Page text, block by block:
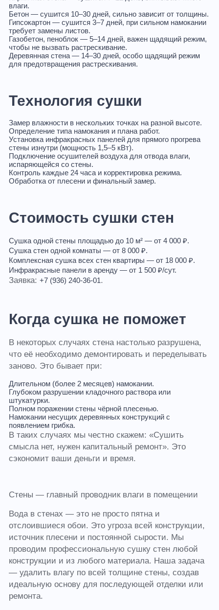
влаги.
Бетон— сушится 10–30 дней, сильно зависит от толщины.
Гипсокартон— сушится 3–7 дней, при сильном намокании
требует замены листов.
Газобетон, пеноблок— 5–14 дней, важен щадящий режим,
чтобы не вызвать растрескивание.
Деревянная стена— 14–30 дней, особо щадящий режим
для предотвращения растрескивания.
Технология сушки
Замер влажностив нескольких точках на разной высоте.
Определение типа намокания и плана работ.
Установка инфракрасных панелейдля прямого прогрева
стены изнутри (мощность 1,5–5 кВт).
Подключение осушителей воздухадля отвода влаги,
испаряющейся со стены.
Контроль каждые 24 часаи корректировка режима.
Обработка от плесении финальный замер.
Стоимость сушки стен
Сушка одной стены площадью до 10 м² — от 4 000 ₽.
Сушка стен одной комнаты — от 8 000 ₽.
Комплексная сушка всех стен квартиры — от 18 000 ₽.
Инфракрасные панели в аренду — от 1 500 ₽/сут.
Заявка: +7 (936) 240-36-01.
Когда сушка не поможет
В некоторых случаях стена настолько разрушена,
что её необходимо демонтировать и переделывать
заново. Это бывает при:
Длительном (более 2 месяцев) намокании.
Глубоком разрушении кладочного раствора или
штукатурки.
Полном поражении стены чёрной плесенью.
Намокании несущих деревянных конструкций с
появлением грибка.
В таких случаях мы честно скажем: «Сушить
смысла нет, нужен капитальный ремонт». Это
сэкономит ваши деньги и время.
Стены — главный проводник влаги в помещении
Вода в стенах — это не просто пятна и
отслоившиеся обои. Это угроза всей конструкции,
источник плесени и постоянной сырости. Мы
проводим профессиональную сушку стен любой
конструкции и из любого материала. Наша задача
— удалить влагу по всей толщине стены, создав
идеальную основу для последующей отделки или
ремонта.